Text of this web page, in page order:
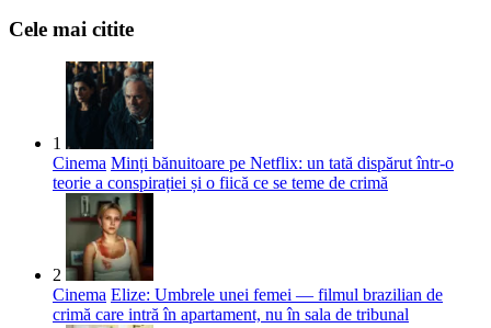
Cele mai citite
1
Cinema Minți bănuitoare pe Netflix: un tată dispărut într-o
teorie a conspirației și o fiică ce se teme de crimă
2
Cinema Elize: Umbrele unei femei — filmul brazilian de
crimă care intră în apartament, nu în sala de tribunal